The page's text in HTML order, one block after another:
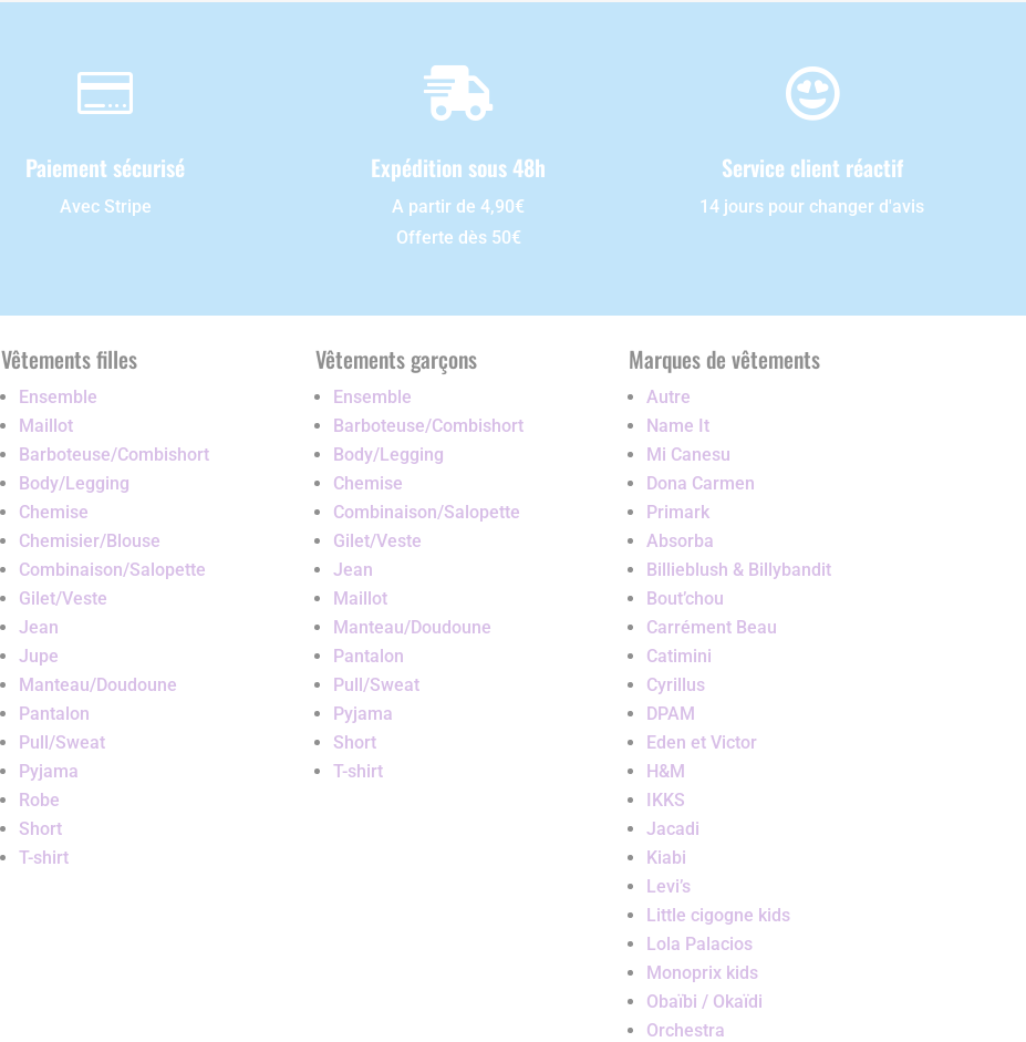

Paiement sécurisé
Avec Stripe

Expédition sous 48h
A partir de 4,90€
Offerte dès 50€

Service client réactif
14 jours pour changer d'avis
Vêtements filles
Ensemble
Maillot
Barboteuse/Combishort
Body/Legging
Chemise
Chemisier/Blouse
Combinaison/Salopette
Gilet/Veste
Jean
Jupe
Manteau/Doudoune
Pantalon
Pull/Sweat
Pyjama
Robe
Short
T-shirt
Vêtements garçons
Ensemble
Barboteuse/Combishort
Body/Legging
Chemise
Combinaison/Salopette
Gilet/Veste
Jean
Maillot
Manteau/Doudoune
Pantalon
Pull/Sweat
Pyjama
Short
T-shirt
Marques de vêtements
Autre
Name It
Mi Canesu
Dona Carmen
Primark
Absorba
Billieblush & Billybandit
Bout’chou
Carrément Beau
Catimini
Cyrillus
DPAM
Eden et Victor
H&M
IKKS
Jacadi
Kiabi
Levi’s
Little cigogne kids
Lola Palacios
Monoprix kids
Obaïbi / Okaïdi
Orchestra